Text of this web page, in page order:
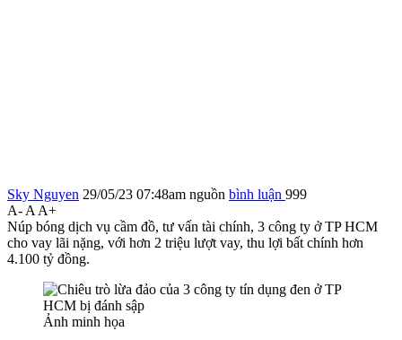
Sky Nguyen 29/05/23 07:48am nguồn bình luận 999
A- A A+
Núp bóng dịch vụ cầm đồ, tư vấn tài chính, 3 công ty ở TP HCM
cho vay lãi nặng, với hơn 2 triệu lượt vay, thu lợi bất chính hơn
4.100 tỷ đồng.
Ảnh minh họa